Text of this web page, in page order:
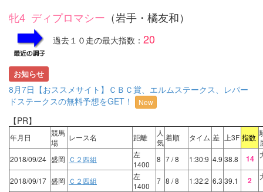
牝4 ディプロマシー （岩手・橘友和）
過去１０走の最大指数： 20
お知らせ
8月7日【おススメサイト】ＣＢＣ賞、エルムステークス、レパー
ドステークスの無料予想をGET！
New
【PR】
年月日
競馬
場
レース名 距離
人
気
着順 タイム 差 上3F 指数
2018/09/24 盛岡 Ｃ２四組
左
1400
8 7/ 8 1:30:9 4.9 38.8 14
2018/09/17 盛岡 Ｃ２四組
左
1400
7 8 / 8 1:32:2 6.3 39.1 2